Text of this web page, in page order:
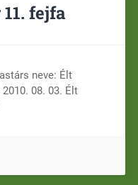
fejfa
neve: Élt
08. 03. Élt